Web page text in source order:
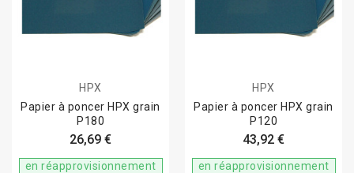
HPX
Papier à poncer HPX grain
P180
26,69 €
en réapprovisionnement
HPX
Papier à poncer HPX grain
P120
43,92 €
en réapprovisionnement